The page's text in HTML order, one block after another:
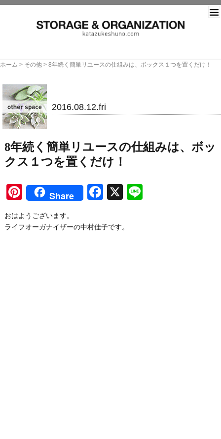
ホーム > その他 > 8年続く簡単リユースの仕組みは、ボックス１つを置くだけ！
2016.08.12.fri
8年続く簡単リユースの仕組みは、ボッ
クス１つを置くだけ！
Pinterest
Share Facebook
X
おはようございます。
ライフオーガナイザーの中村佳子です。